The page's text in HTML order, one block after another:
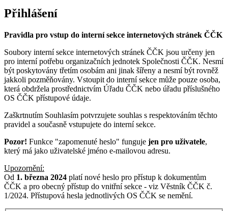
Přihlášení
Pravidla pro vstup do interní sekce internetových stránek ČČK
Soubory interní sekce internetových stránek ČČK jsou určeny jen
pro interní potřebu organizačních jednotek Společnosti ČČK. Nesmí
být poskytovány třetím osobám ani jinak šířeny a nesmí být rovněž
jakkoli pozměňovány. Vstoupit do interní sekce může pouze osoba,
která obdržela prostřednictvím Úřadu ČČK nebo úřadu příslušného
OS ČČK přístupové údaje.
Zaškrtnutím Souhlasím potvrzujete souhlas s respektováním těchto
pravidel a současně vstupujete do interní sekce.
Pozor! Funkce "zapomenuté heslo" funguje jen pro uživatele,
který má jako uživatelské jméno e-mailovou adresu.
Upozornění:
Od 1. března 2024 platí nové heslo pro přístup k dokumentům
ČČK a pro obecný přístup do vnitřní sekce - viz Věstník ČČK č.
1/2024. Přístupová hesla jednotlivých OS ČČK se nemění.